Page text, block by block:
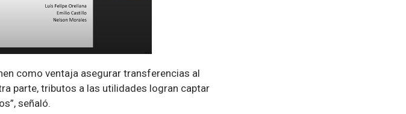
como ventaja asegurar transferencias al
parte, tributos a las utilidades logran captar
señaló.